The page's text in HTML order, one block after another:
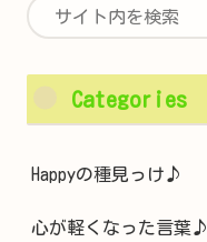
Categories
Happyの種見っけ♪
心が軽くなった言葉♪